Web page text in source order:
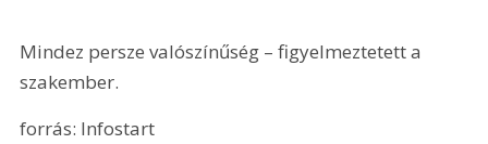
Mindez persze valószínűség – figyelmeztetett a
szakember.
forrás: Infostart